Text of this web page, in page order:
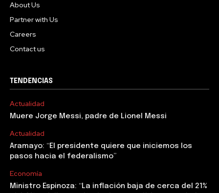
About Us
Partner with Us
Careers
Contact us
TENDENCIAS
Actualidad
Muere Jorge Messi, padre de Lionel Messi
Actualidad
Aramayo: “El presidente quiere que iniciemos los
pasos hacia el federalismo”
Economía
Ministro Espinoza: “La inflación baja de cerca del 21%